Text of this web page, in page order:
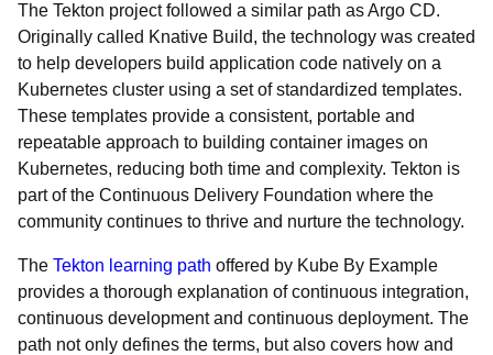
The Tekton project followed a similar path as Argo CD.
Originally called Knative Build, the technology was created
to help developers build application code natively on a
Kubernetes cluster using a set of standardized templates.
These templates provide a consistent, portable and
repeatable approach to building container images on
Kubernetes, reducing both time and complexity. Tekton is
part of the Continuous Delivery Foundation where the
community continues to thrive and nurture the technology.
The Tekton learning path offered by Kube By Example
provides a thorough explanation of continuous integration,
continuous development and continuous deployment. The
path not only defines the terms, but also covers how and